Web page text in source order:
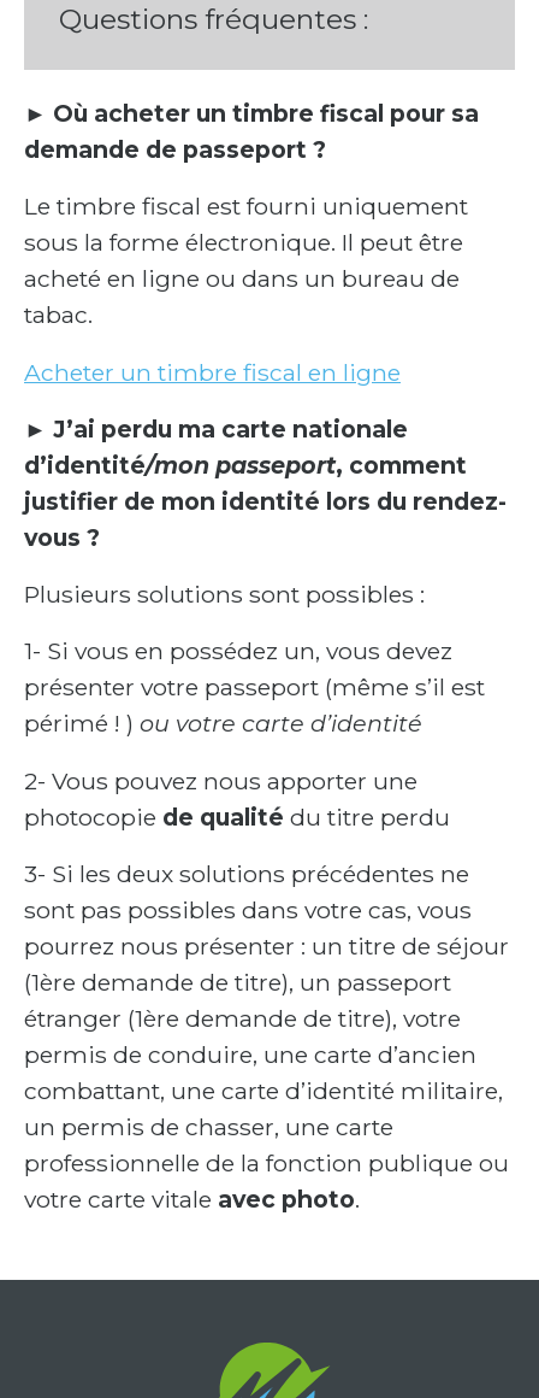
Questions fréquentes :
► Où acheter un timbre fiscal pour sa
demande de passeport ?
Le timbre fiscal est fourni uniquement
sous la forme électronique. Il peut être
acheté en ligne ou dans un bureau de
tabac.
Acheter un timbre fiscal en ligne
► J’ai perdu ma carte nationale
d’identité/mon passeport, comment
justifier de mon identité lors du rendez-
vous ?
Plusieurs solutions sont possibles :
1- Si vous en possédez un, vous devez
présenter votre passeport (même s’il est
périmé ! ) ou votre carte d’identité
2- Vous pouvez nous apporter une
photocopie de qualité du titre perdu
3- Si les deux solutions précédentes ne
sont pas possibles dans votre cas, vous
pourrez nous présenter : un titre de séjour
(1ère demande de titre), un passeport
étranger (1ère demande de titre), votre
permis de conduire, une carte d’ancien
combattant, une carte d’identité militaire,
un permis de chasser, une carte
professionnelle de la fonction publique ou
votre carte vitale avec photo.